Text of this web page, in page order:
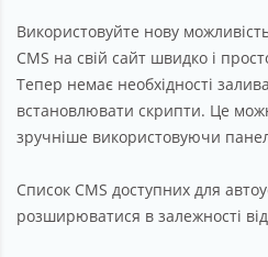
Використовуйте нову
CMS на свій сайт швидко і
Тепер немає необхідності
встановлювати скрипти. Це
зручніше використовуючи
Список CMS доступних для
розширюватися в залежності